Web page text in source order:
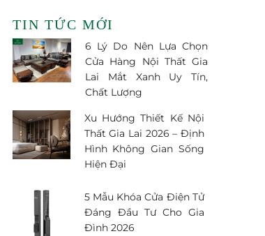
TIN TỨC MỚI
6 Lý Do Nên Lựa Chọn
Cửa Hàng Nội Thất Gia
Lai Mắt Xanh Uy Tín,
Chất Lượng
Xu Hướng Thiết Kế Nội
Thất Gia Lai 2026 – Định
Hình Không Gian Sống
Hiện Đại
5 Mẫu Khóa Cửa Điện Tử
Đáng Đầu Tư Cho Gia
Đình 2026